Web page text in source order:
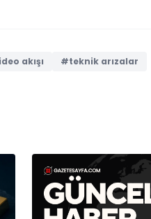
akışı #teknik arızalar